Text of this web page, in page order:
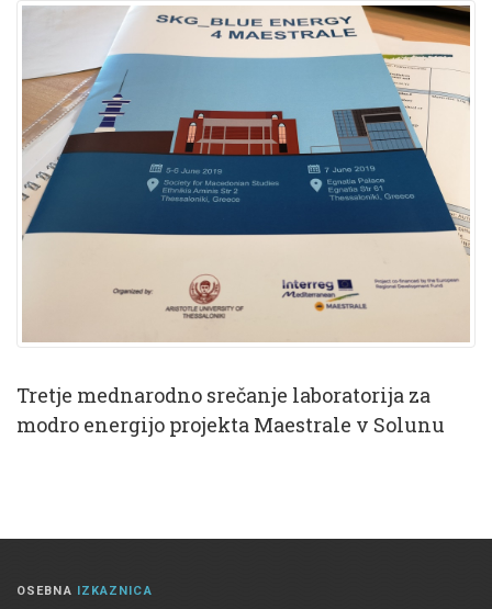
Tretje mednarodno srečanje laboratorija za
modro energijo projekta Maestrale v Solunu
OSEBNA IZKAZNICA